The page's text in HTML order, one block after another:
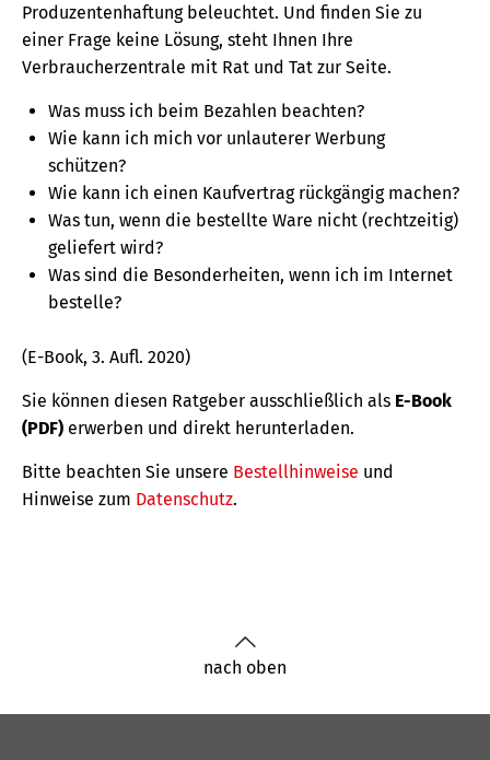
Produzentenhaftung beleuchtet. Und finden Sie zu
einer Frage keine Lösung, steht Ihnen Ihre
Verbraucherzentrale mit Rat und Tat zur Seite.
Was muss ich beim Bezahlen beachten?
Wie kann ich mich vor unlauterer Werbung
schützen?
Wie kann ich einen Kaufvertrag rückgängig machen?
Was tun, wenn die bestellte Ware nicht (rechtzeitig)
geliefert wird?
Was sind die Besonderheiten, wenn ich im Internet
bestelle?
(E-Book, 3. Aufl. 2020)
Sie können diesen Ratgeber ausschließlich als E-Book
(PDF) erwerben und direkt herunterladen.
Bitte beachten Sie unsere Bestellhinweise und
Hinweise zum Datenschutz.
nach oben